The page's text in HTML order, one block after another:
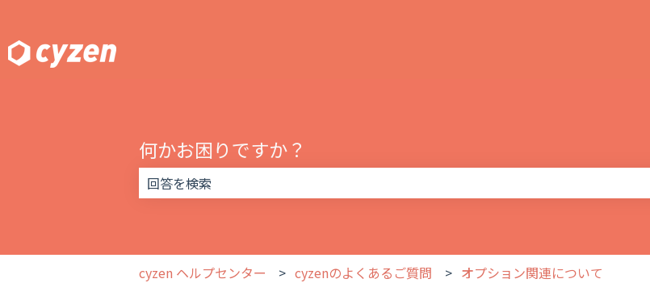
何かお困りですか？
cyzen ヘルプセンター cyzenのよくあるご質問 オプション関連について